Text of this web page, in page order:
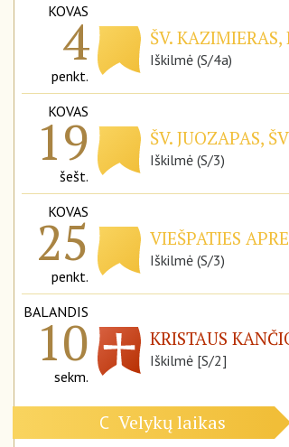
KOVAS
4
penkt.
ŠV. KAZIMIERAS,
Iškilmė (S/4a)
KOVAS
19
šešt.
ŠV. JUOZAPAS,
Iškilmė (S/3)
KOVAS
25
penkt.
VIEŠPATIES
Iškilmė (S/3)
BALANDIS
10
sekm.
KRISTAUS
Iškilmė [S/2]
C Velykų laikas